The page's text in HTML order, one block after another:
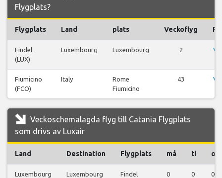
Flygplats?
Flygplats Land plats Veckoflyg
Findel
(LUX)
Luxembourg Luxembourg 2
Fiumicino
(FCO)
Italy
Rome
Fiumicino
43
Veckoschemalagda flyg till Catania Flygplats
som drivs av Luxair
Land Destination Flygplats må ti on
Luxembourg Luxembourg
Findel
0 0 0